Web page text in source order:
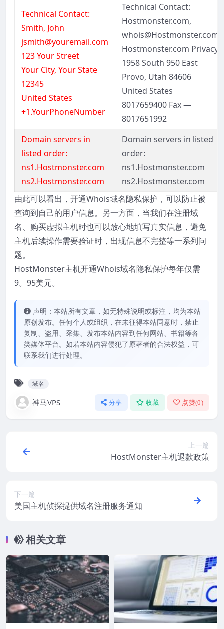
Technical Contact:
Smith, John
jsmith@youremail.com
123 Your Street
Your City, Your State
12345
United States
+1.YourPhoneNumber
Technical Contact:
Hostmonster.com,
whois@Hostmonster.com
Hostmonster.com Privacy
1958 South 950 East
Provo, Utah 84606
United States
8017659400 Fax —
8017651992
Domain servers in
listed order:
ns1.Hostmonster.com
ns2.Hostmonster.com
Domain servers in listed
order:
ns1.Hostmonster.com
ns2.Hostmonster.com
由此可以看出，开通Whois域名隐私保护，可以防止被
查询到自己的用户信息。另一方面，当我们在注册域
名、购买虚拟主机时也可以放心地填写真实信息，避免
主机后续操作需要验证时，出现信息不完整等一系列问
题。
HostMonster主机开通Whois域名隐私保护每年仅需
9。95美元。
声明：本站所有文章，如无特殊说明或标注，均为本站
原创发布。任何个人或组织，在未征得本站同意时，禁止
复制、盗用、采集、发布本站内容到任何网站、书籍等各
类媒体平台。如若本站内容侵犯了原著者的合法权益，可
联系我们进行处理。
域名
神马VPS 分享 收藏 点赞(0)
上一篇
HostMonster主机退款政策
下一篇
美国主机侦探提供域名注册服务通知
相关文章